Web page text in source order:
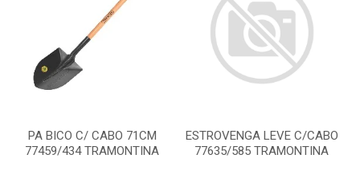
PA BICO C/ CABO 71CM
77459/434 TRAMONTINA
ESTROVENGA LEVE C/CABO
77635/585 TRAMONTINA